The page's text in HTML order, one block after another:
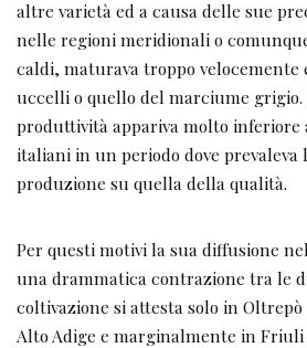
altre varietà ed a causa delle sue
nelle regioni meridionali o
caldi, maturava troppo velocemente
uccelli o quello del marciume
produttività appariva molto inferiore
italiani in un periodo dove
produzione su quella della qualità.
Per questi motivi la sua diffusione
una drammatica contrazione tra le
coltivazione si attesta solo in
Alto Adige e marginalmente in Friuli